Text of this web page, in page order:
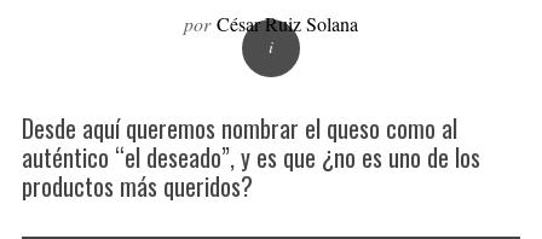
por César Ruiz Solana
Desde aquí queremos nombrar el queso como al
auténtico “el deseado”, y es que ¿no es uno de los
productos más queridos?